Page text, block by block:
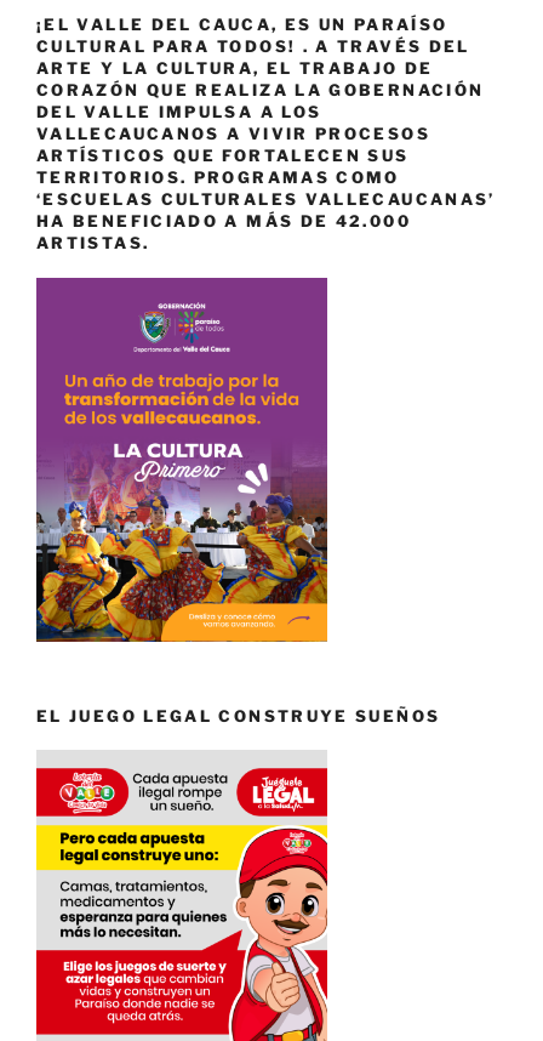
¡EL VALLE DEL CAUCA, ES UN PARAÍSO
CULTURAL PARA TODOS! . A TRAVÉS DEL
ARTE Y LA CULTURA, EL TRABAJO DE
CORAZÓN QUE REALIZA LA GOBERNACIÓN
DEL VALLE IMPULSA A LOS
VALLECAUCANOS A VIVIR PROCESOS
ARTÍSTICOS QUE FORTALECEN SUS
TERRITORIOS. PROGRAMAS COMO
‘ESCUELAS CULTURALES VALLECAUCANAS’
HA BENEFICIADO A MÁS DE 42.000
ARTISTAS.
EL JUEGO LEGAL CONSTRUYE SUEÑOS